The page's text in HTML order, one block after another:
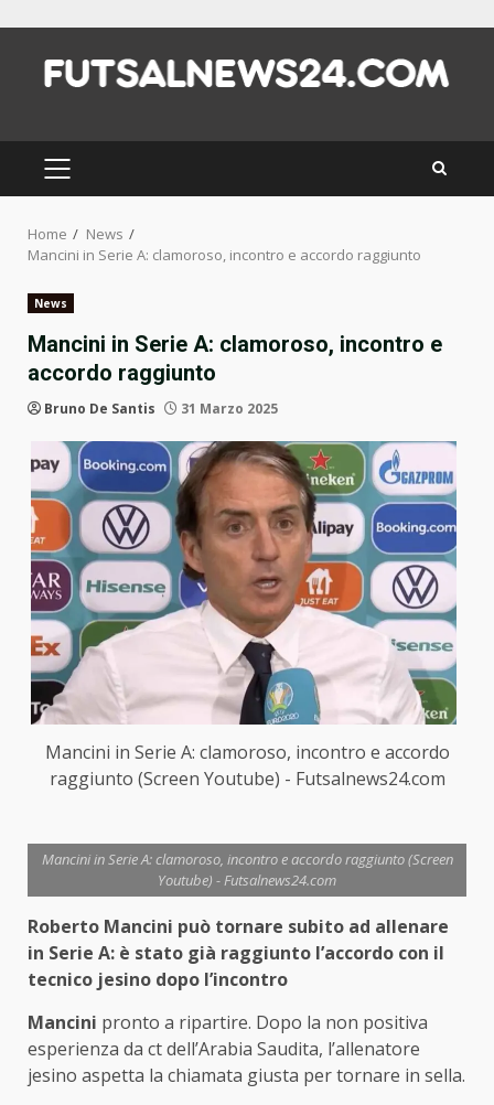
content
PRIMARY
MENU
Home
News
Mancini in Serie A: clamoroso, incontro e accordo raggiunto
News
Mancini in Serie A: clamoroso, incontro e
accordo raggiunto
Bruno De Santis 31 Marzo 2025
Mancini in Serie A: clamoroso, incontro e accordo
raggiunto (Screen Youtube) - Futsalnews24.com
Mancini in Serie A: clamoroso, incontro e accordo raggiunto (Screen
Youtube) - Futsalnews24.com
Roberto Mancini può tornare subito ad allenare
in Serie A: è stato già raggiunto l’accordo con il
tecnico jesino dopo l’incontro
Mancini pronto a ripartire. Dopo la non positiva
esperienza da ct dell’Arabia Saudita, l’allenatore
jesino aspetta la chiamata giusta per tornare in sella.